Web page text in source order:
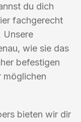
du dich
fachgerecht
Unsere
wie sie das
befestigen
möglichen
bieten wir dir